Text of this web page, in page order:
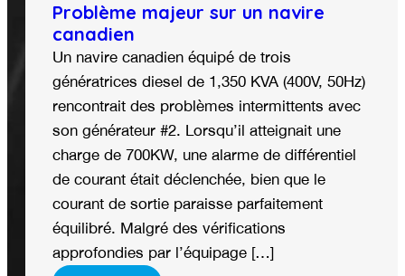
Problème majeur sur un navire
canadien
Un navire canadien équipé de trois
génératrices diesel de 1,350 KVA (400V, 50Hz)
rencontrait des problèmes intermittents avec
son générateur #2. Lorsqu’il atteignait une
charge de 700KW, une alarme de différentiel
de courant était déclenchée, bien que le
courant de sortie paraisse parfaitement
équilibré. Malgré des vérifications
approfondies par l’équipage […]